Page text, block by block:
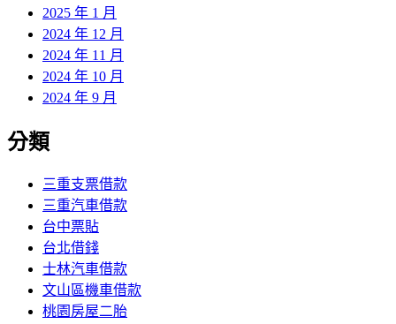
2025 年 1 月
2024 年 12 月
2024 年 11 月
2024 年 10 月
2024 年 9 月
分類
三重支票借款
三重汽車借款
台中票貼
台北借錢
士林汽車借款
文山區機車借款
桃園房屋二胎